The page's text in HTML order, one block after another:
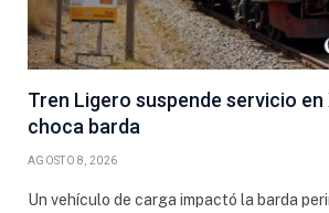
Tren Ligero suspende servicio en
choca barda
AGOSTO 8, 2026
Un vehículo de carga impactó la barda